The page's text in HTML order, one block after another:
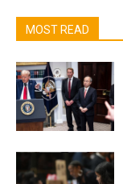
MOST READ